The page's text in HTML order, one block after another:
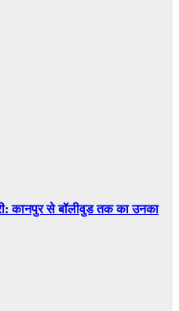
कानपुर से बॉलीवुड तक का उनका